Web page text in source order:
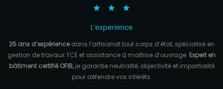
L’experience
25 ans d’expériencedans l’artisanat tout corps d’état, spécialisé en
gestion de travaux TCE et assistance à maîtrise d’ouvrage. Expert en
bâtiment certifié OFIB,je garantie neutralité, objectivité et impartialité
pour défendre vos intérêts.